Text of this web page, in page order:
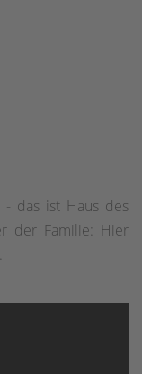
- das ist Haus des
der Familie: Hier